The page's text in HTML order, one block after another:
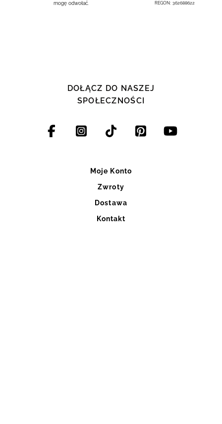
mogę odwołać.
REGON: 362688622
DOŁĄCZ DO NASZEJ
SPOŁECZNOŚCI
Moje Konto
Zwroty
Dostawa
Kontakt